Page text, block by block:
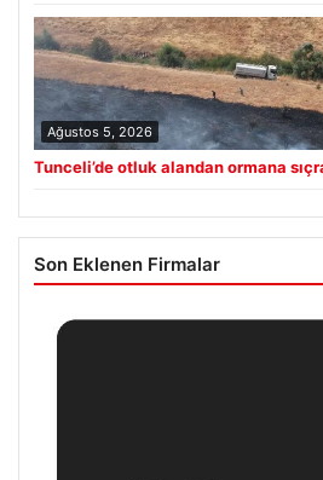
Ağustos 5, 2026
Tunceli’de otluk alandan ormana
Son Eklenen Firmalar